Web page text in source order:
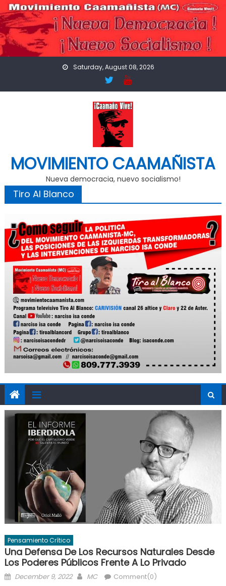
Skip
to
content
Saturday, August 08, 2026
MOVIMIENTO CAAMAÑISTA
Nueva democracia, nuevo socialismo!
Tiro Al Blanco
Pensamiento Crítico
Una Defensa De Los Recursos Naturales Desde
Los Poderes Públicos Frente A Lo Privado
Posted
December 9, 2022 Author
MC Comment(0)